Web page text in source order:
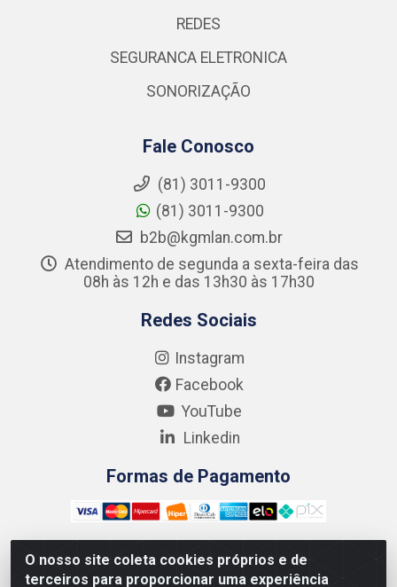
O nosso site coleta cookies próprios e de
terceiros para proporcionar uma experiência
REDES
SEGURANCA ELETRONICA
SONORIZAÇÃO
Fale Conosco
(81) 3011-9300
(81) 3011-9300
b2b@kgmlan.com.br
Atendimento de segunda a sexta-feira das
08h às 12h e das 13h30 às 17h30
Redes Sociais
Instagram
Facebook
YouTube
Linkedin
Formas de Pagamento
Kgmlan Distribuidora LTDA - CNPJ 18.217.682/0001-54 -